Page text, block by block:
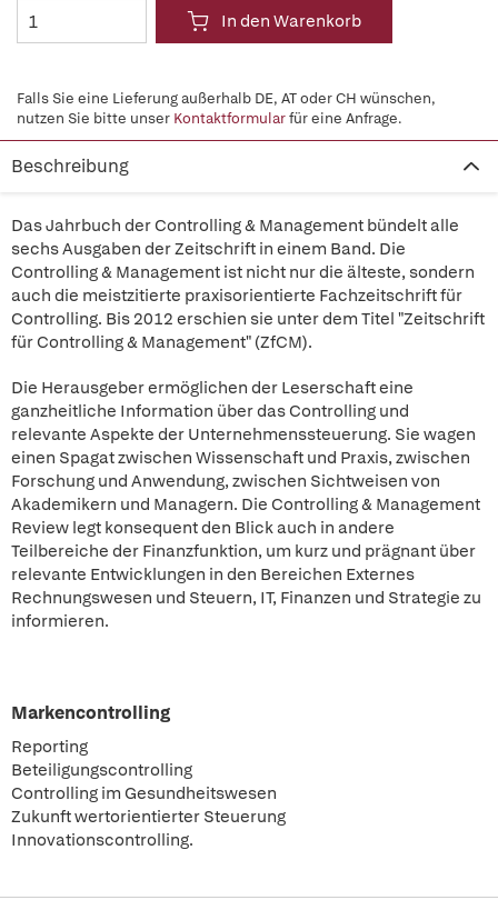
In den Warenkorb
Falls Sie eine Lieferung außerhalb DE, AT oder CH wünschen,
nutzen Sie bitte unser Kontaktformularfür eine Anfrage.
Beschreibung
Das Jahrbuch der Controlling & Management bündelt alle
sechs Ausgaben der Zeitschrift in einem Band. Die
Controlling & Management ist nicht nur die älteste, sondern
auch die meistzitierte praxisorientierte Fachzeitschrift für
Controlling. Bis 2012 erschien sie unter dem Titel "Zeitschrift
für Controlling & Management" (ZfCM).
Die Herausgeber ermöglichen der Leserschaft eine
ganzheitliche Information über das Controlling und
relevante Aspekte der Unternehmenssteuerung. Sie wagen
einen Spagat zwischen Wissenschaft und Praxis, zwischen
Forschung und Anwendung, zwischen Sichtweisen von
Akademikern und Managern. Die Controlling & Management
Review legt konsequent den Blick auch in andere
Teilbereiche der Finanzfunktion, um kurz und prägnant über
relevante Entwicklungen in den Bereichen Externes
Rechnungswesen und Steuern, IT, Finanzen und Strategie zu
informieren.
Markencontrolling
Reporting
Beteiligungscontrolling
Controlling im Gesundheitswesen
Zukunft wertorientierter Steuerung
Innovationscontrolling.